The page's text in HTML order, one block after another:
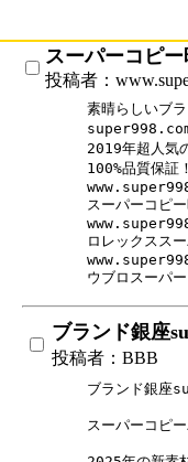
スーパーコピ
投稿者：
素晴らしいブ
super998.com
2019年超人気
100%品質保証
スーパーコピ
ロレックスス
ウブロスーパ
ブランド銀座
投稿者：BBB
ブランド銀座
スーパーコピ